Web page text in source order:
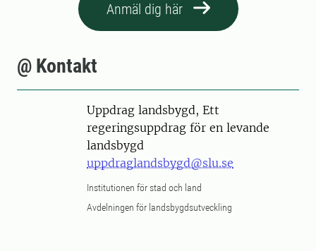
Anmäl dig här
@ Kontakt
Uppdrag landsbygd, Ett
regeringsuppdrag för en levande
landsbygd
uppdraglandsbygd@slu.se
Institutionen för stad och land
Avdelningen för landsbygdsutveckling